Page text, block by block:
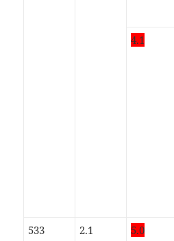
4.1
533 2.1 5.0